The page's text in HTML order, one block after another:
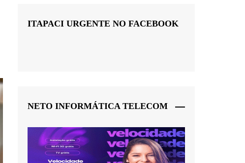
ITAPACI URGENTE NO FACEBOOK
NETO INFORMÁTICA TELECOM